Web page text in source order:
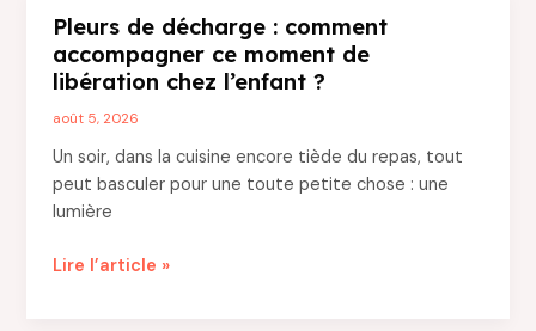
confort
pour
les
jeunes
mamans
quotidien
Pleurs de décharge : comment
accompagner ce moment de
libération chez l’enfant ?
août 5, 2026
Un soir, dans la cuisine encore tiède du repas, tout
peut basculer pour une toute petite chose : une
lumière
Pleurs
Lire l’article »